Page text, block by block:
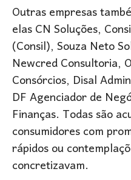
Outras empresas
elas CN Soluções,
(Consil), Souza Neto
Newcred Consultoria,
Consórcios, Disal
DF Agenciador de
Finanças. Todas são
consumidores com
rápidos ou
concretizavam.